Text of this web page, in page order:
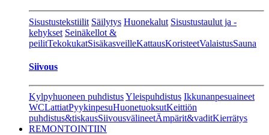
Sisustustekstiilit Säilytys Huonekalut Sisustustaulut ja -
kehykset Seinäkellot &
peilitTekokukatSisäkasveilleKattausKoristeetValaistusSauna
Siivous
Kylpyhuoneen puhdistusYleispuhdistus Ikkunanpesuaineet
WCLattiatPyykinpesuHuonetuoksutKeittiön
puhdistus&tiskausSiivousvälineetÄmpärit&vaditKierrätys
REMONTOINTIIN